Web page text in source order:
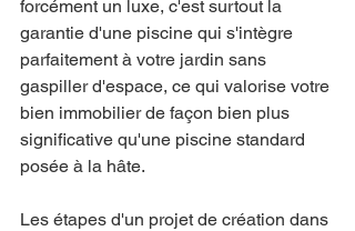
forcément un luxe, c'est surtout la
garantie d'une piscine qui s'intègre
parfaitement à votre jardin sans
gaspiller d'espace, ce qui valorise votre
bien immobilier de façon bien plus
significative qu'une piscine standard
posée à la hâte.
Les étapes d'un projet de création dans